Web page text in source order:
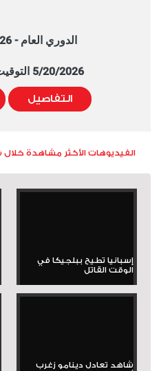
الدوري العام - 2025/2026
5/20/2026 التوقيت 8:00 PM
التفاصيل
الفيديوهات الأكثر مشاهدة خلال
إسبانيا تطيح ببلجيكا في
الوقت القاتل
شاهد تعادل دينامو زغرب